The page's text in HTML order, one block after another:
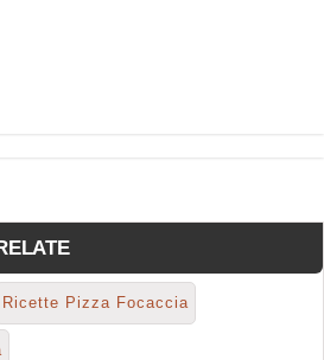
Ricette Pizza Focaccia